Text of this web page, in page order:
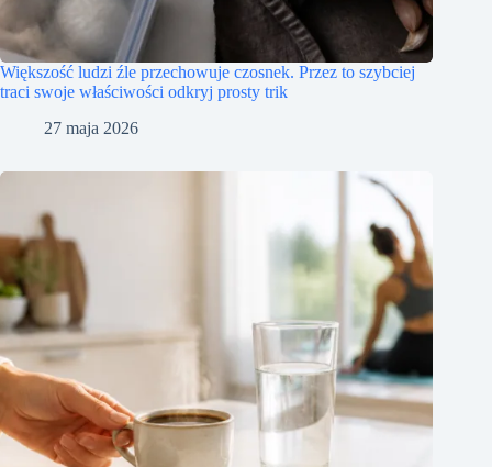
Większość ludzi źle przechowuje czosnek. Przez to szybciej
traci swoje właściwości odkryj prosty trik
27 maja 2026